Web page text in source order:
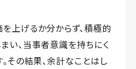
上げるか分からず、積極的
い、当事者意識を持ちにく
その結果、余計なことはし